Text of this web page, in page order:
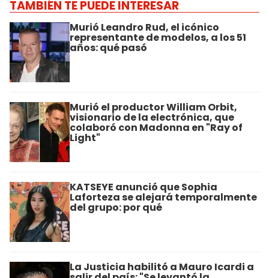
TAMBIÉN TE PUEDE INTERESAR
Murió Leandro Rud, el icónico
representante de modelos, a los 51
años: qué pasó
Murió el productor William Orbit,
visionario de la electrónica, que
colaboró con Madonna en "Ray of
Light"
KATSEYE anunció que Sophia
Laforteza se alejará temporalmente
del grupo: por qué
La Justicia habilitó a Mauro Icardi a